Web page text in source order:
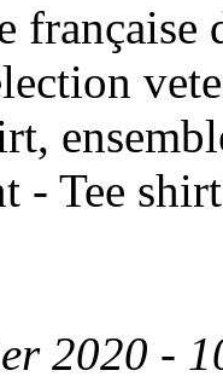
française
- Tee
2020 -